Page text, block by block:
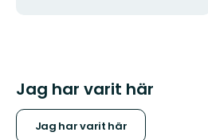
Jag har varit här
Jag har varit här